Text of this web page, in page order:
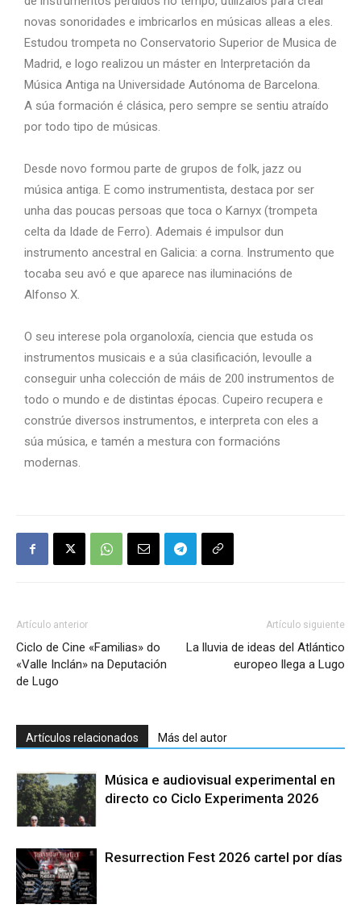
novas sonoridades e imbricarlos en músicas alleas a eles.
Estudou trompeta no Conservatorio Superior de Musica de
Madrid, e logo realizou un máster en Interpretación da
Música Antiga na Universidade Autónoma de Barcelona.
A súa formación é clásica, pero sempre se sentiu atraído
por todo tipo de músicas.
Desde novo formou parte de grupos de folk, jazz ou
música antiga. E como instrumentista, destaca por ser
unha das poucas persoas que toca o Karnyx (trompeta
celta da Idade de Ferro). Ademais é impulsor dun
instrumento ancestral en Galicia: a corna. Instrumento que
tocaba seu avó e que aparece nas iluminacións de
Alfonso X.
O seu interese pola organoloxía, ciencia que estuda os
instrumentos musicais e a súa clasificación, levoulle a
conseguir unha colección de máis de 200 instrumentos de
todo o mundo e de distintas épocas. Cupeiro recupera e
constrúe diversos instrumentos, e interpreta con eles a
súa música, e tamén a mestura con formacións
modernas.
Artículo anterior
Ciclo de Cine «Familias» do
«Valle Inclán» na Deputación
de Lugo
Artículo siguiente
La lluvia de ideas del Atlántico
europeo llega a Lugo
Artículos relacionados Más del autor
Música e audiovisual experimental en
directo co Ciclo Experimenta 2026
Resurrection Fest 2026 cartel por días